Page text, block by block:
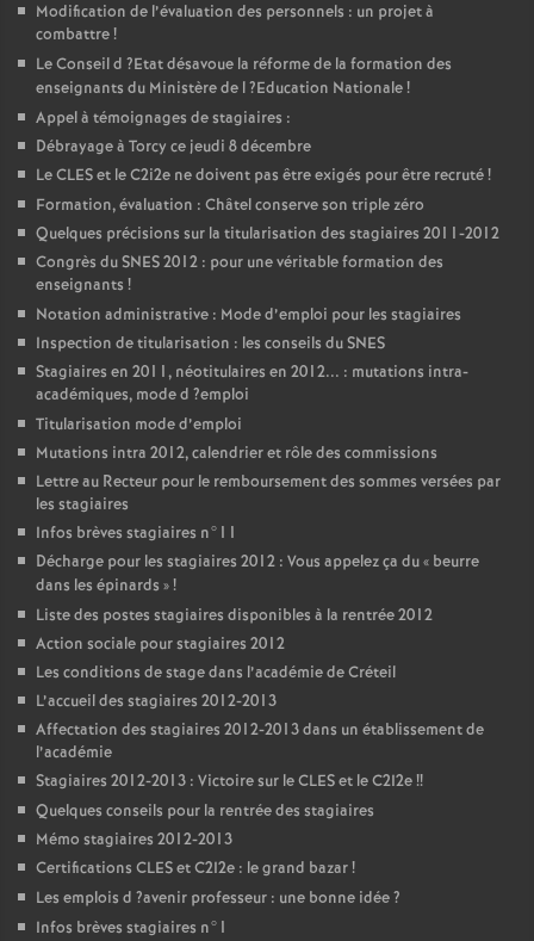
Modification de l’évaluation des personnels : un projet à
combattre!
Le Conseil d ?Etat désavoue la réforme de la formation des
enseignants du Ministère de l?Education Nationale!
Appel à témoignages de stagiaires :
Débrayage à Torcy ce jeudi 8 décembre
LeCLESet le C2i2e ne doivent pas être exigés pour être recruté!
Formation, évaluation : Châtel conserve son triple zéro
Quelques précisions sur la titularisation des stagiaires 2011-2012
Congrès duSNES2012 : pour une véritable formation des
enseignants !
Notation administrative : Mode d’emploi pour les stagiaires
Inspection de titularisation : les conseils duSNES
Stagiaires en 2011, néotitulaires en 2012... : mutations intra-
académiques, mode d ?emploi
Titularisation mode d’emploi
Mutations intra 2012, calendrier et rôle des commissions
Lettre au Recteur pour le remboursement des sommes versées par
les stagiaires
Infos brèves stagiaires n°11
Décharge pour les stagiaires 2012 : Vous appelez ça du « beurre
dans les épinards »!
Liste des postes stagiaires disponibles à la rentrée 2012
Action sociale pour stagiaires 2012
Les conditions de stage dans l’académie de Créteil
L’accueil des stagiaires 2012-2013
Affectation des stagiaires 2012-2013 dans un établissement de
l’académie
Stagiaires 2012-2013 : Victoire sur leCLESet le C2I2e!!
Quelques conseils pour la rentrée des stagiaires
Mémo stagiaires 2012-2013
Certifications CLESet C2I2e : le grand bazar!
Les emplois d ?avenir professeur : une bonne idée?
Infos brèves stagiaires n°1